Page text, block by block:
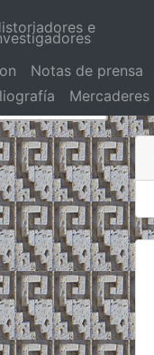
e
Notas de prensa
Mercaderes